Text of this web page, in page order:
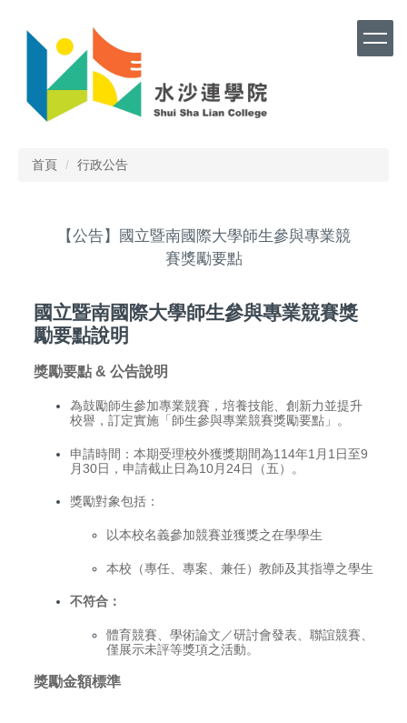
首頁 行政公告
【公告】國立暨南國際大學師生參與專業競
賽獎勵要點
國立暨南國際大學師生參與專業競賽獎
勵要點說明
獎勵要點 & 公告說明
為鼓勵師生參加專業競賽，培養技能、創新力並提升
校譽，訂定實施「師生參與專業競賽獎勵要點」。
申請時間：本期受理校外獲獎期間為114年1月1日至9
月30日，申請截止日為10月24日（五）。
獎勵對象包括：
以本校名義參加競賽並獲獎之在學學生
本校（專任、專案、兼任）教師及其指導之學生
不符合：
體育競賽、學術論文／研討會發表、聯誼競賽、
僅展示未評等獎項之活動。
獎勵金額標準